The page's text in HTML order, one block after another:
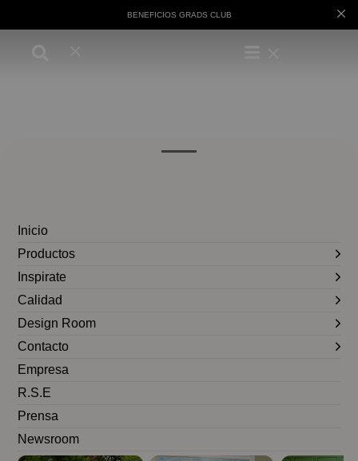
BENEFICIOS GRADS CLUB
Inicio
Productos
Inspirate
Calidad
Design Room
Contacto
Empresa
R.S.E
Prensa
Newsroom